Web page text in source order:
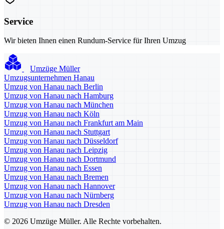
Service
Wir bieten Ihnen einen Rundum-Service für Ihren Umzug
Umzüge Müller
Umzugsunternehmen Hanau
Umzug von Hanau nach Berlin
Umzug von Hanau nach Hamburg
Umzug von Hanau nach München
Umzug von Hanau nach Köln
Umzug von Hanau nach Frankfurt am Main
Umzug von Hanau nach Stuttgart
Umzug von Hanau nach Düsseldorf
Umzug von Hanau nach Leipzig
Umzug von Hanau nach Dortmund
Umzug von Hanau nach Essen
Umzug von Hanau nach Bremen
Umzug von Hanau nach Hannover
Umzug von Hanau nach Nürnberg
Umzug von Hanau nach Dresden
© 2026 Umzüge Müller. Alle Rechte vorbehalten.